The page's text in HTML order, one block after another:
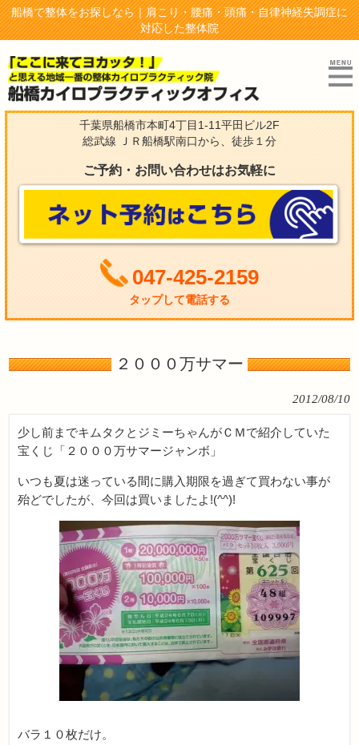
船橋で整体をお探しなら｜肩こり・腰痛・頭痛・自律神経失調症に
対応した整体院
千葉県船橋市本町4丁目1-11平田ビル2F
総武線 ＪＲ船橋駅南口から、徒歩１分
ご予約・お問い合わせはお気軽に
047-425-2159
タップして電話する
２０００万サマー
2012/08/10
少し前までキムタクとジミーちゃんがＣＭで紹介していた
宝くじ「２０００万サマージャンボ」
いつも夏は迷っている間に購入期限を過ぎて買わない事が
殆どでしたが、今回は買いましたよ!(^^)!
バラ１０枚だけ。